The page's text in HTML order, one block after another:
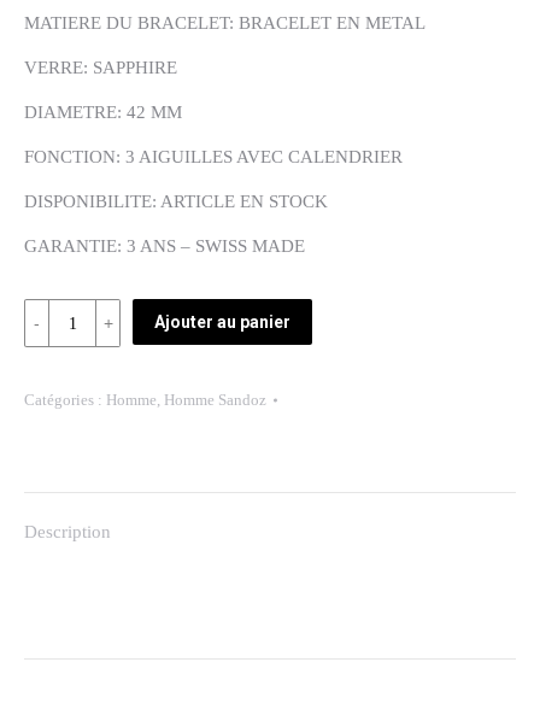
MATIERE DU BRACELET: BRACELET EN METAL
VERRE: SAPPHIRE
DIAMETRE: 42 MM
FONCTION: 3 AIGUILLES AVEC CALENDRIER
DISPONIBILITE: ARTICLE EN STOCK
GARANTIE: 3 ANS – SWISS MADE
Quantité
REF:
37
Ajouter au panier
Catégories : Homme, Homme Sandoz
Description